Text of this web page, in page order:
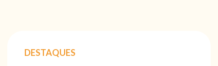
DESTAQUES